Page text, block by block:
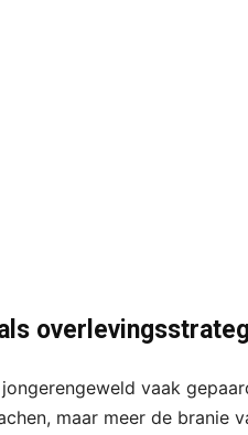
vaak
maar meer de branie